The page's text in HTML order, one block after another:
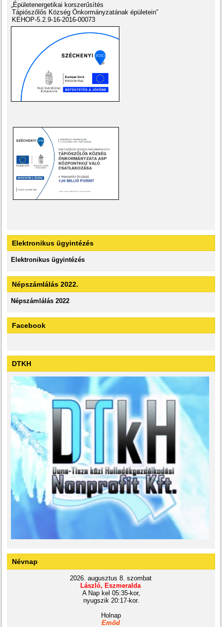
„Épületenergetikai korszerűsítés
Tápiószőlős Község Önkormányzatának épületein”
KEHOP-5.2.9-16-2016-00073
Elektronikus ügyintézés
Elektronikus ügyintézés
Népszámlálás 2022.
Népszámlálás 2022
Facebook
DTKH
Névnap
2026. augusztus 8. szombat
László, Eszmeralda
A Nap kel 05:35-kor,
nyugszik 20:17-kor.
Holnap
Emőd